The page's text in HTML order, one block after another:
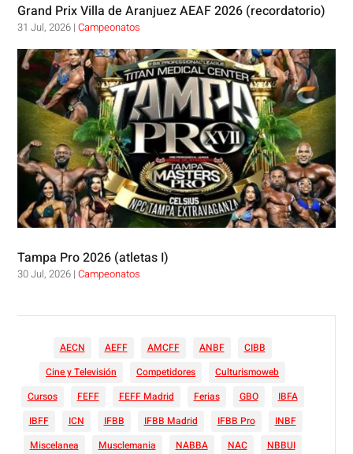
Grand Prix Villa de Aranjuez AEAF 2026 (recordatorio)
31 Jul, 2026 |Campeonatos
Tampa Pro 2026 (atletas I)
30 Jul, 2026 |Campeonatos
AECN AEFF AMCFF ANBF
CIBB
Cine y Televisión
Competidores
Culturismoweb
Cursos
FEFF FEFF Madrid Ferias GBO
IBFA
IBFF
ICN IFBB IFBB Madrid IFBB Pro
INBF
Miscelanea
Musclemania NABBA NAC
NBBUI